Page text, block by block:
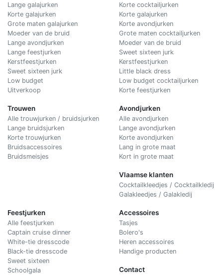
Lange galajurken
Korte galajurken
Grote maten galajurken
Moeder van de bruid
Lange avondjurken
Lange feestjurken
Kerstfeestjurken
Sweet sixteen jurk
Low budget
Uitverkoop
Trouwen
Alle trouwjurken / bruidsjurken
Lange bruidsjurken
Korte trouwjurken
Bruidsaccessoires
Bruidsmeisjes
Korte cocktailjurken
Korte galajurken
Korte avondjurken
Grote maten cocktailjurken
Moeder van de bruid
Sweet sixteen jurk
Kerstfeestjurken
Little black dress
Low budget cocktailjurken
Korte feestjurken
Avondjurken
Alle avondjurken
Lange avondjurken
Korte avondjurken
Lang in grote maat
Kort in grote maat
Vlaamse klanten
Cocktailkleedjes / Cocktailkledij
Galakleedjes / Galakledij
Feestjurken
Alle feestjurken
Captain cruise dinner
White-tie dresscode
Black-tie dresscode
Sweet sixteen
Schoolgala
Accessoires
Tasjes
Bolero's
Heren accessoires
Handige producten
Contact